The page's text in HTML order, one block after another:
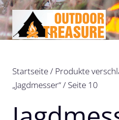
Zum
Inhalt
springen
Startseite/ Produkte
„Jagdmesser“/ Seite 10